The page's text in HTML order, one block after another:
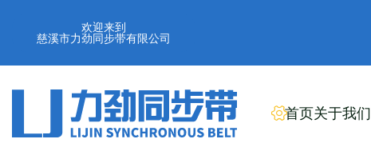
欢迎来到
慈溪市力劲同步带有限公司
首页关于我们